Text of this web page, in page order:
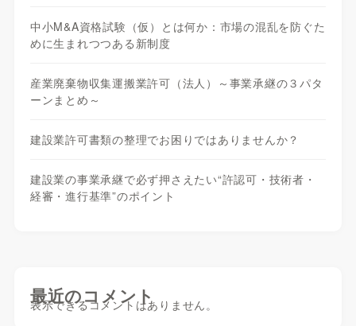
中小M&A資格試験（仮）とは何か：市場の混乱を防ぐた
めに生まれつつある新制度
産業廃棄物収集運搬業許可（法人）～事業承継の３パタ
ーンまとめ～
建設業許可書類の整理でお困りではありませんか？
建設業の事業承継で必ず押さえたい“許認可・技術者・
経審・進行基準”のポイント
最近のコメント
表示できるコメントはありません。